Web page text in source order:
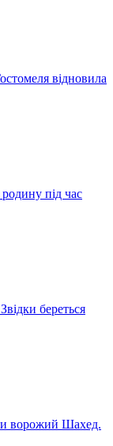
відновила
під час
береться
ворожий Шахед.